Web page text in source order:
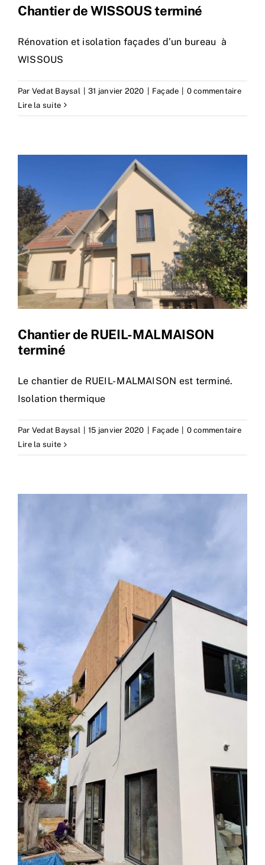
Actualités
Contact
Chantier de WISSOUS terminé
Rénovation et isolation façades d’un bureau à
WISSOUS
Par Vedat Baysal | 31 janvier 2020 | Façade | 0 commentaire
Lire la suite
Chantier de RUEIL-MALMAISON
terminé
Le chantier de RUEIL- MALMAISON est terminé.
Isolation thermique
Par Vedat Baysal 15 janvier 2020 Façade
0 commentaire
Lire la suite